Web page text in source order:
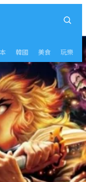
韓國 美食 玩樂